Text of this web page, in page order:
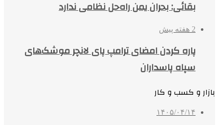
بقائی: بحران یمن راه‌حل نظامی ندارد
2 هفته پیش
پاره کردن امضای ترامپ پای لانچر موشک‌های
سپاه پاسداران
بازار و کسب و کار
۱۴۰۵/۰۴/۱۴